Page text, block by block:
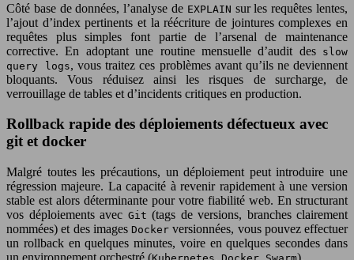
Côté base de données, l’analyse de EXPLAIN sur les requêtes lentes,
l’ajout d’index pertinents et la réécriture de jointures complexes en
requêtes plus simples font partie de l’arsenal de maintenance
corrective. En adoptant une routine mensuelle d’audit des slow
query logs, vous traitez ces problèmes avant qu’ils ne deviennent
bloquants. Vous réduisez ainsi les risques de surcharge, de
verrouillage de tables et d’incidents critiques en production.
Rollback rapide des déploiements défectueux avec
git et docker
Malgré toutes les précautions, un déploiement peut introduire une
régression majeure. La capacité à revenir rapidement à une version
stable est alors déterminante pour votre fiabilité web. En structurant
vos déploiements avec Git (tags de versions, branches clairement
nommées) et des images Docker versionnées, vous pouvez effectuer
un rollback en quelques minutes, voire en quelques secondes dans
un environnement orchestré (
,
).